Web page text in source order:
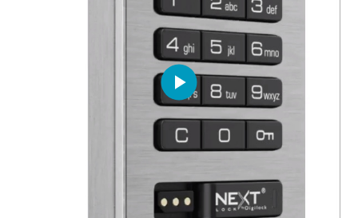
Play
Video